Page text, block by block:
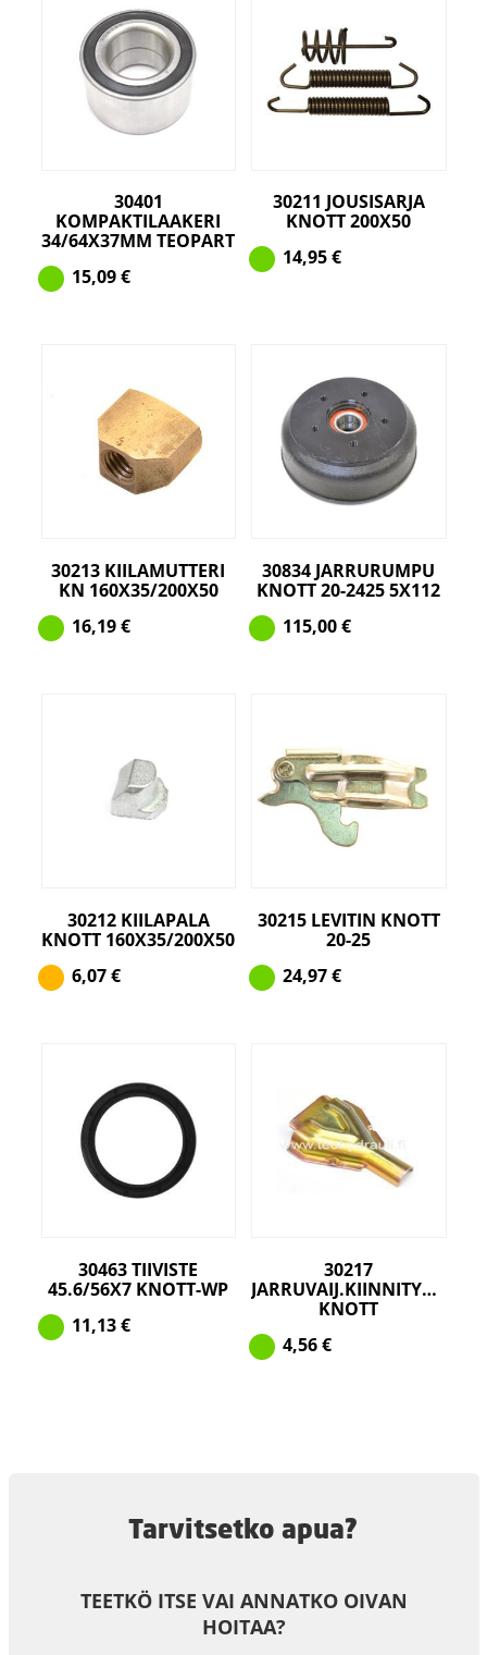
30401
KOMPAKTILAAKERI
34/64X37MM TEOPART
15,09€
30211 JOUSISARJA
KNOTT 200X50
14,95€
30213 KIILAMUTTERI
KN 160X35/200X50
16,19€
30834 JARRURUMPU
KNOTT 20-2425 5X112
115,00€
30212 KIILAPALA
KNOTT 160X35/200X50
6,07€
30215 LEVITIN KNOTT
20-25
24,97€
30463 TIIVISTE
45.6/56X7 KNOTT-WP
11,13€
30217
JARRUVAIJ.KIINNITYSPELTI
KNOTT
4,56€
Tarvitsetko apua?
TEETKÖ ITSE VAI ANNATKO OIVAN
HOITAA?